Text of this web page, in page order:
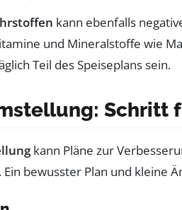
kann ebenfalls
und Mineralstoffe wie
Teil des Speiseplans sein.
Schritt
kann Pläne zur
bewusster Plan und kleine